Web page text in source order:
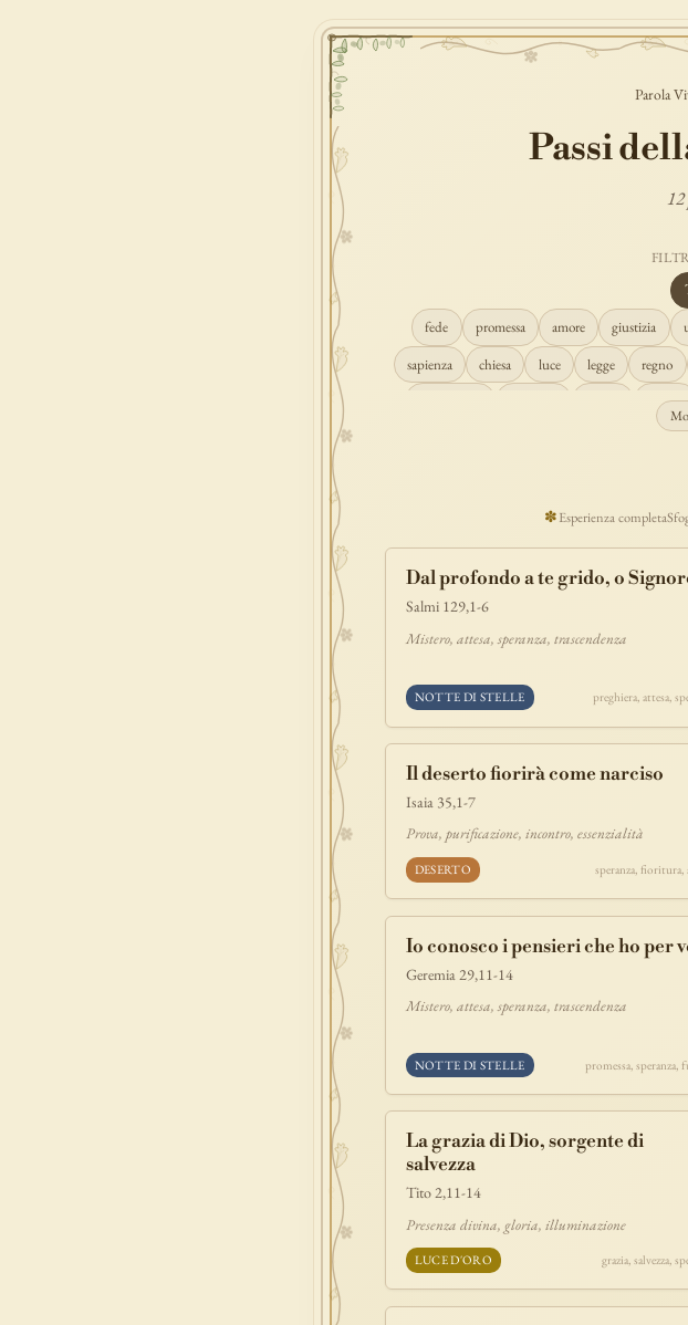
Parola
Passi
fede
promessa amore giustizia
sapienza
chiesa luce legge regno
fedeltà
lavoro discepolato
benedizione
segno bilancia unità
signoria
testimonianza paradiso sete
✽Esperienza completa
Dal profondo a te grido, o
Salmi 129,1-6
Mistero, attesa, speranza, trascendenza
NOTTE DI STELLE preghiera, attesa,
Il deserto fiorirà come narciso
Isaia 35,1-7
Prova, purificazione, incontro, essenzialità
DESERTO speranza, fioritura,
Io conosco i pensieri che ho per
Geremia 29,11-14
Mistero, attesa, speranza, trascendenza
NOTTE DI STELLE promessa, speranza,
La grazia di Dio, sorgente di
salvezza
Tito 2,11-14
Presenza divina, gloria, illuminazione
LUCE D'ORO grazia, salvezza,